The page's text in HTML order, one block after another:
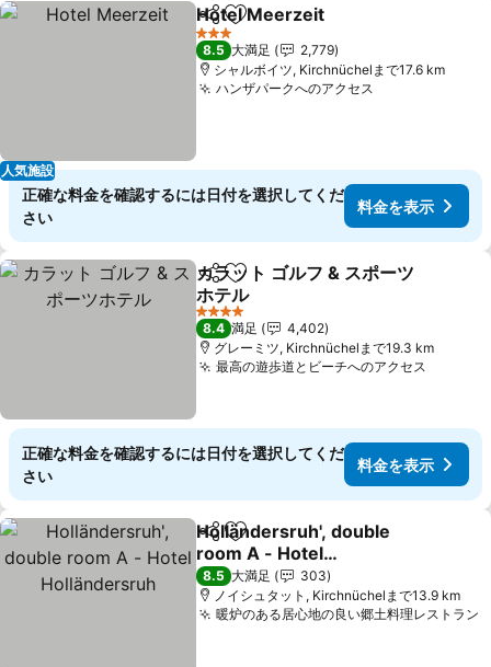
人気施設
シェアお気に入りに追加
Hotel Meerzeit
3 ホテルのランク
8.5 大満足
2,779
シャルボイツ, Kirchnüchelまで17.6 km
ハンザパークへのアクセス
正確な料金を確認するには日付を選択してくだ
さい
料金を表示
シェアお気に入りに追加
カラット ゴルフ & スポーツ
ホテル
4 ホテルのランク
8.4 満足
4,402
グレーミツ, Kirchnüchelまで19.3 km
最高の遊歩道とビーチへのアクセス
正確な料金を確認するには日付を選択してくだ
さい
料金を表示
シェアお気に入りに追加
Holländersruh', double
room A - Hotel
Holländersruh
8.5 大満足
303
ノイシュタット, Kirchnüchelまで13.9 km
暖炉のある居心地の良い郷土料理レストラン